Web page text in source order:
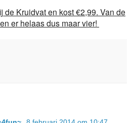
de Kruidvat en kost €2,99. Van de
er helaas dus maar vier!